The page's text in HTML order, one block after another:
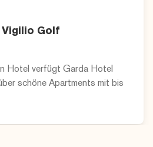
Vigilio Golf
Hotel verfügt Garda Hotel
schöne Apartments mit bis